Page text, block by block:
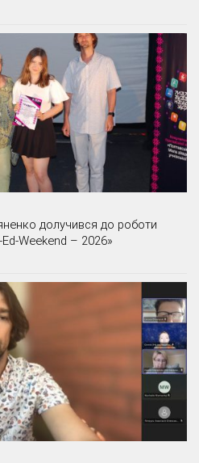
долучився до роботи
Ed-Weekend – 2026»